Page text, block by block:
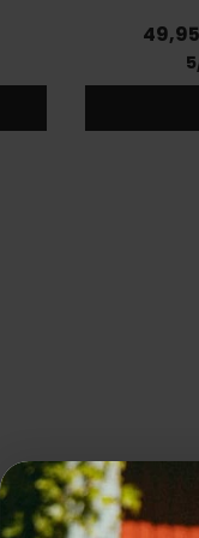
Precio